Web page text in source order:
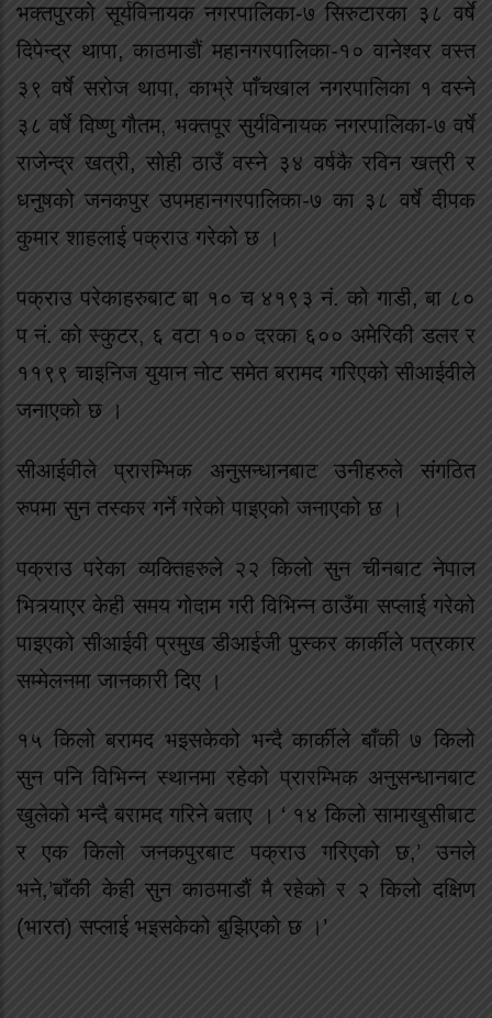
भक्तपुरको सूर्यविनायक नगरपालिका-७ सिरुटारका ३८ वर्षे
दिपेन्द्र थापा, काठमाडौं महानगरपालिका-१० वानेश्वर वस्त
३९ वर्षे सरोज थापा, काभ्रे पाँचखाल नगरपालिका १ वस्ने
३८ वर्षे विष्णु गौतम, भक्तपूर सुर्यविनायक नगरपालिका-७ वर्षे
राजेन्द्र खत्री, सोही ठाउँ वस्ने ३४ वर्षकै रविन खत्री र
धनुषको जनकपुर उपमहानगरपालिका-७ का ३८ वर्षे दीपक
कुमार शाहलाई पक्राउ गरेको छ ।
पक्राउ परेकाहरुबाट बा १० च ४१९३ नं. को गाडी, बा ८०
प नं. को स्कुटर, ६ वटा १०० दरका ६०० अमेरिकी डलर र
११९९ चाइनिज युयान नोट समेत बरामद गरिएको सीआईवीले
जनाएको छ ।
सीआईवीले प्रारम्भिक अनुसन्धानबाट उनीहरुले संगठित
रुपमा सुन तस्कर गर्ने गरेको पाइएको जनाएको छ ।
पक्राउ परेका व्यक्तिहरुले २२ किलो सुन चीनबाट नेपाल
भित्र्याएर केही समय गोदाम गरी विभिन्न ठाउँमा सप्लाई गरेको
पाइएको सीआईवी प्रमुख डीआईजी पुस्कर कार्कीले पत्रकार
सम्मेलनमा जानकारी दिए ।
१५ किलो बरामद भइसकेको भन्दै कार्कीले बाँकी ७ किलो
सुन पनि विभिन्न स्थानमा रहेको प्रारम्भिक अनुसन्धानबाट
खुलेको भन्दै बरामद गरिने बताए । ‘ १४ किलो सामाखुसीबाट
र एक किलो जनकपुरबाट पक्राउ गरिएको छ,’ उनले
भने,’बाँकी केही सुन काठमाडौं मै रहेको र २ किलो दक्षिण
(भारत) सप्लाई भइसकेको बुझिएको छ ।’